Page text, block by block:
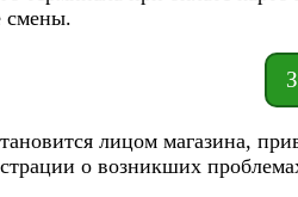
смены.
лицом магазина,
о возникших